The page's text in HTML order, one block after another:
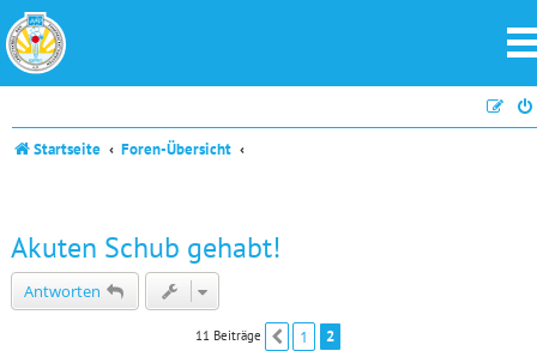
Startseite Foren-Übersicht
Akuten Schub gehabt!
Antworten
11 Beiträge Vorherige
1 2